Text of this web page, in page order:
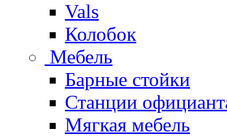
Vals
Колобок
Мебель
Барные стойки
Станции
Мягкая мебель